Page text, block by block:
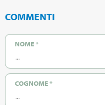
COMMENTI
NOME*
COGNOME*